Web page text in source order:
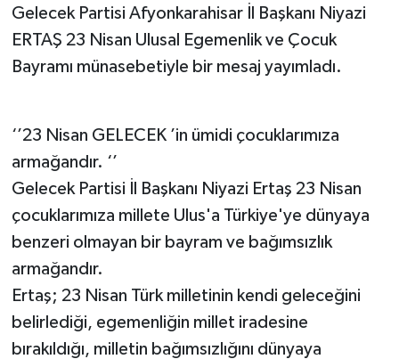
Gelecek Partisi Afyonkarahisar İl Başkanı Niyazi
ERTAŞ 23 Nisan Ulusal Egemenlik ve Çocuk
Bayramı münasebetiyle bir mesaj yayımladı.
‘’23 Nisan GELECEK ’in ümidi çocuklarımıza
armağandır. ‘’
Gelecek Partisi İl Başkanı Niyazi Ertaş 23 Nisan
çocuklarımıza millete Ulus'a Türkiye'ye dünyaya
benzeri olmayan bir bayram ve bağımsızlık
armağandır.
Ertaş; 23 Nisan Türk milletinin kendi geleceğini
belirlediği, egemenliğin millet iradesine
bırakıldığı, milletin bağımsızlığını dünyaya